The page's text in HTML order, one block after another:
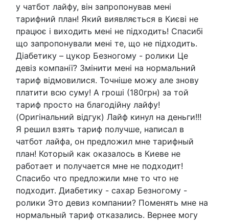
у чатбот лайфу, він запропонував мені
тарифний план! Який виявляється в Києві не
працює і виходить мені не підходить! Спасибі
що запропонували мені те, що не підходить.
Діабетику – цукор Безногому - ролики Це
девіз компанії? Змінити мені на нормальний
тариф відмовилися. Точніше можу але знову
платити всю суму! А гроші (180грн) за той
тариф просто на благодійну лайфу!
(Оригінальний відгук) Лайф кинул на деньги!!!
Я решил взять тариф получше, написал в
чатбот лайфа, он предложил мне тарифный
план! Который как оказалось в Киеве не
работает и получается мне не подходит!
Спасибо что предложили мне то что не
подходит. Диабетику - сахар Безногому -
ролики Это девиз компании? Поменять мне на
нормальный тариф отказались. Вернее могу